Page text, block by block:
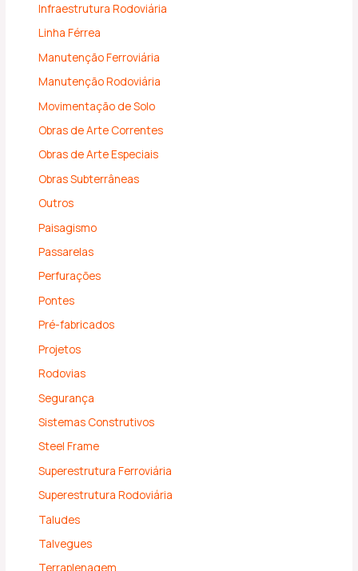
Infraestrutura Rodoviária
Linha Férrea
Manutenção Ferroviária
Manutenção Rodoviária
Movimentação de Solo
Obras de Arte Correntes
Obras de Arte Especiais
Obras Subterrâneas
Outros
Paisagismo
Passarelas
Perfurações
Pontes
Pré-fabricados
Projetos
Rodovias
Segurança
Sistemas Construtivos
Steel Frame
Superestrutura Ferroviária
Superestrutura Rodoviária
Taludes
Talvegues
Terraplenagem